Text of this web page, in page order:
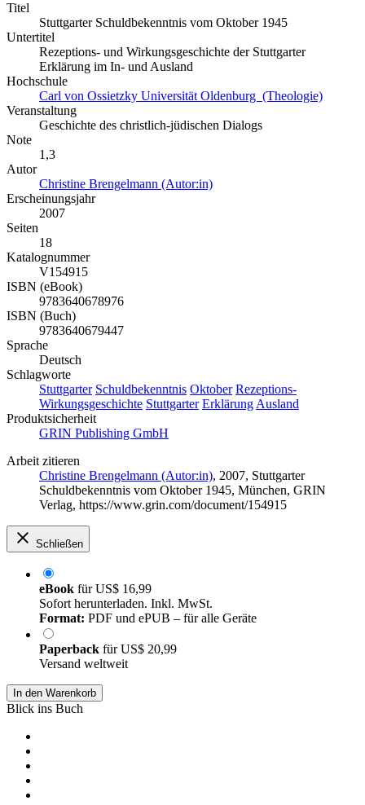
Titel
Stuttgarter Schuldbekenntnis vom Oktober 1945
Untertitel
Rezeptions- und Wirkungsgeschichte der Stuttgarter
Erklärung im In- und Ausland
Hochschule
Carl von Ossietzky Universität Oldenburg (Theologie)
Veranstaltung
Geschichte des christlich-jüdischen Dialogs
Note
1,3
Autor
Christine Brengelmann (Autor:in)
Erscheinungsjahr
2007
Seiten
18
Katalognummer
V154915
ISBN (eBook)
9783640678976
ISBN (Buch)
9783640679447
Sprache
Deutsch
Schlagworte
Stuttgarter Schuldbekenntnis Oktober Rezeptions-
Wirkungsgeschichte Stuttgarter Erklärung Ausland
Produktsicherheit
GRIN Publishing GmbH
Arbeit zitieren
Christine Brengelmann (Autor:in), 2007, Stuttgarter
Schuldbekenntnis vom Oktober 1945, München, GRIN
Verlag, https://www.grin.com/document/154915
Schließen
eBook fürUS$ 16,99
Sofort herunterladen. Inkl. MwSt.
Format: PDF und ePUB – für alle Geräte
Paperback fürUS$ 20,99
Versand weltweit
In den Warenkorb
Blick ins Buch